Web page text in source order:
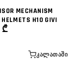
MECHANISM
H10 GIVI
₾
ᲙᲐᲚᲐᲗᲐᲨᲘ